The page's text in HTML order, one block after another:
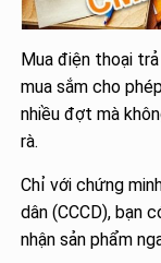
Mua điện thoại
mua sắm cho
nhiều đợt mà
rà.
Chỉ với chứng
dân (CCCD), bạn
nhận sản phẩm